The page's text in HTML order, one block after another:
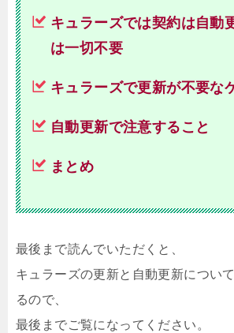
キュラーズでは契約は自動
は一切不要
キュラーズで更新が不要な
自動更新で注意すること
まとめ
最後まで読んでいただくと、
キュラーズの更新と自動更新につい
るので、
最後までご覧になってください。